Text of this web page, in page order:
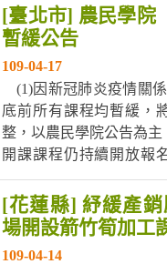
動標竿學習課程，藉由
分享及課程講授與討論
創新思維，共同提出智
案，並協助產業運用創
相關資源補助，如農...
[臺北市] 農民學
暫緩公告
109-04-17
(1)因新冠肺炎疫情關係
底前所有課程均暫緩，
整，以農民學院公告為主
開課課程仍持續開放報
停班，將視疫情狀況調
網公告。
[花蓮縣] 紓緩產
場開設箭竹筍加工
109-04-14